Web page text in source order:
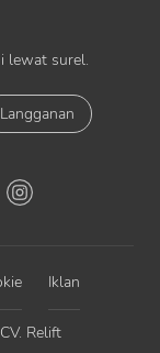
lewat surel.
Iklan
Relift